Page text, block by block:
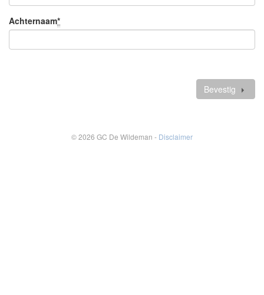
Achternaam*
Verplicht
Bevestig
© 2026 GC De Wildeman - Disclaimer